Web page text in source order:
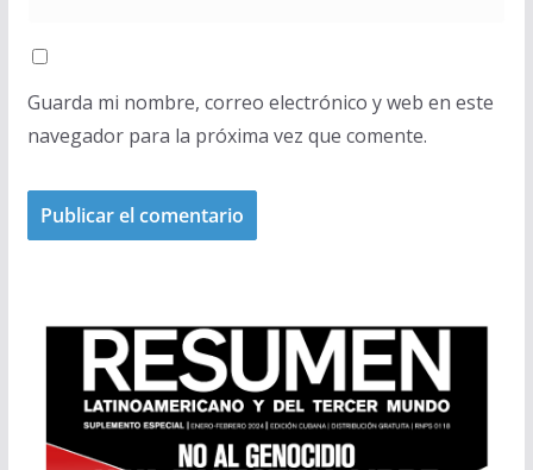
Guarda mi nombre, correo electrónico y web en este
navegador para la próxima vez que comente.